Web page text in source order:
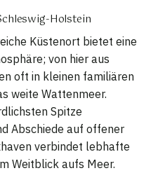
Holstein
Küstenort bietet eine
von hier aus
oft in kleinen familiären
weite Wattenmeer.
Spitze
Abschiede auf offener
verbindet lebhafte
Weitblick aufs Meer.